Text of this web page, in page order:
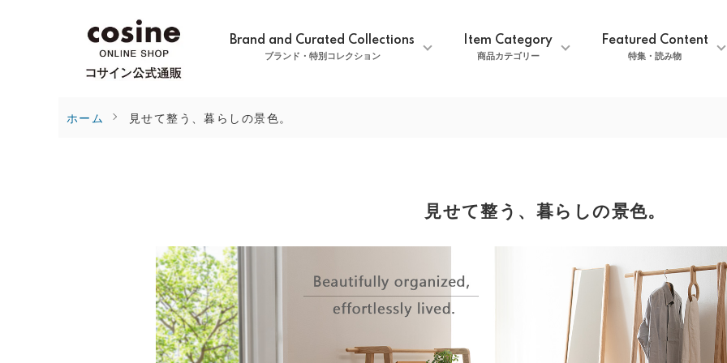
Brand and Curated Collections
ブランド・特別コレクション
Item Category
商品カテゴリー
Featured Content
特集・読み物
ホーム 見せて整う、暮らしの景色。
見せて整う、暮らしの景色。